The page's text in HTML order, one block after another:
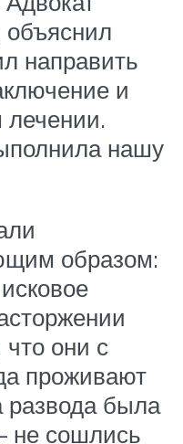
объяснил
направить
и
лечении.
нашу
образом:
что они с
проживают
развода была
не сошлись